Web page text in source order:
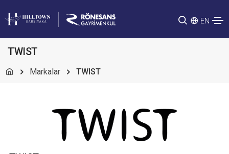
EN
TWIST
Markalar TWIST